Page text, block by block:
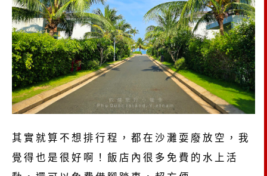
其實就算不想排行程，都在沙灘耍廢放空，我
覺得也是很好啊！飯店內很多免費的水上活